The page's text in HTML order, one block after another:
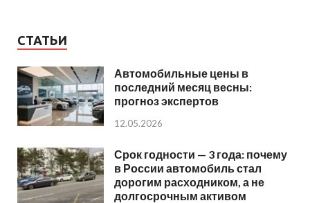
СТАТЬИ
Автомобильные цены в
последний месяц весны:
прогноз экспертов
12.05.2026
Срок годности — 3 года: почему
в России автомобиль стал
дорогим расходником, а не
долгосрочным активом